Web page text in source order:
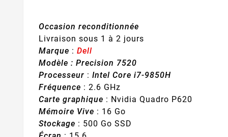
Occasion reconditionnée
Livraison sous 1 à 2 jours
Marque : Dell
Modèle : Precision 7520
Processeur : Intel Core i7-9850H
Fréquence : 2.6 GHz
Carte graphique : Nvidia Quadro P620
Mémoire Vive : 16 Go
Stockage : 500 Go SSD